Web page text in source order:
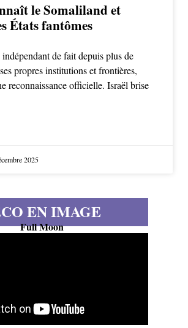
le Somaliland et
États fantômes
de fait depuis plus de
propres institutions et frontières,
reconnaissance officielle. Israël brise
2025
CO EN IMAGE
Full Moon